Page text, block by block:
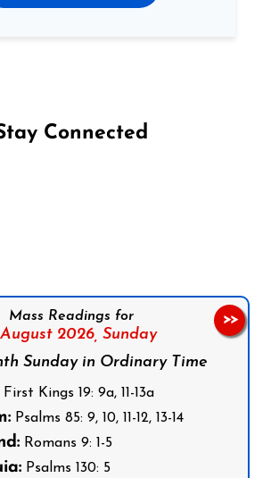
Connected
Mass Readings for
2026, Sunday
Sunday in Ordinary Time
First Kings 19: 9a, 11-13a
Psalms 85: 9, 10, 11-12, 13-14
Romans 9: 1-5
Psalms 130: 5
>>